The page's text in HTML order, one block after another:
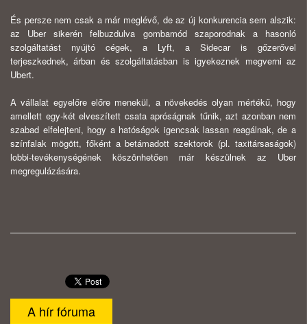
És persze nem csak a már meglévő, de az új konkurencia sem alszik:
az Uber sikerén felbuzdulva gombamód szaporodnak a hasonló
szolgáltatást nyújtó cégek, a Lyft, a Sidecar is gőzerővel
terjeszkednek, árban és szolgáltatásban is igyekeznek megverni az
Ubert.
A vállalat egyelőre előre menekül, a növekedés olyan mértékű, hogy
amellett egy-két elveszített csata apróságnak tűnik, azt azonban nem
szabad elfelejteni, hogy a hatóságok igencsak lassan reagálnak, de a
színfalak mögött, főként a betámadott szektorok (pl. taxitársaságok)
lobbi-tevékenységének köszönhetően már készülnek az Uber
megregulázására.
A hír fóruma